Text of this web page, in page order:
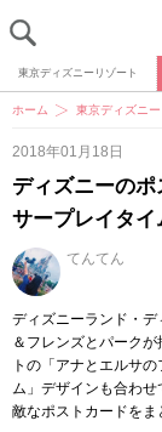
東京ディズニーリゾート
ホーム 東京ディズニー
2018年01月18日
ディズニーの
サープレイタイ
てんてん
ディズニーランド・
＆フレンズとパーク
トの「アナとエルサ
ム」デザインも合わ
敵なポストカードをま